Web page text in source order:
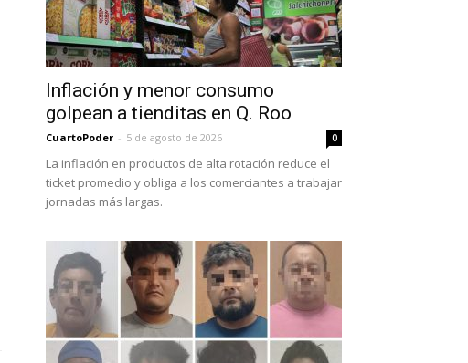
Inflación y menor consumo
golpean a tienditas en Q. Roo
CuartoPoder - 5 de agosto de 2026 0
La inflación en productos de alta rotación reduce el
ticket promedio y obliga a los comerciantes a trabajar
jornadas más largas.